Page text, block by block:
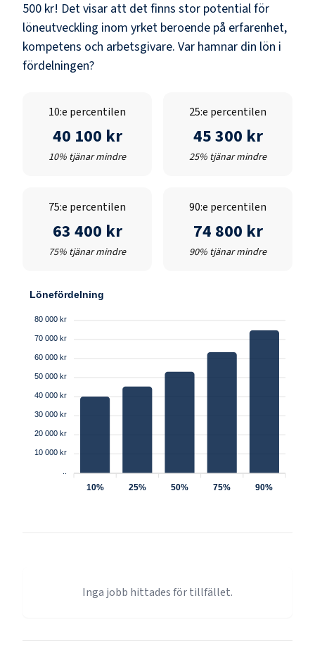
500 kr! Det visar att det finns stor potential för
löneutveckling inom yrket beroende på erfarenhet,
kompetens och arbetsgivare. Var hamnar din lön i
fördelningen?
10:e percentilen
40 100 kr
10% tjänar mindre
25:e percentilen
45 300 kr
25% tjänar mindre
75:e percentilen
63 400 kr
75% tjänar mindre
90:e percentilen
74 800 kr
90% tjänar mindre
Lönefördelning
80 000 kr
70 000 kr
60 000 kr
50 000 kr
40 000 kr
30 000 kr
20 000 kr
10 000 kr
10% 25% 50% 75% 90%
Inga jobb hittades för tillfället.